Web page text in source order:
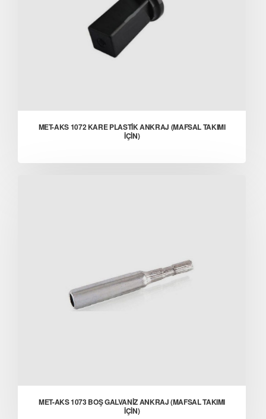
MET-AKS 1072 KARE PLASTİK ANKRAJ (MAFSAL TAKIMI
İÇİN)
MET-AKS 1073 BOŞ GALVANİZ ANKRAJ (MAFSAL TAKIMI
İÇİN)